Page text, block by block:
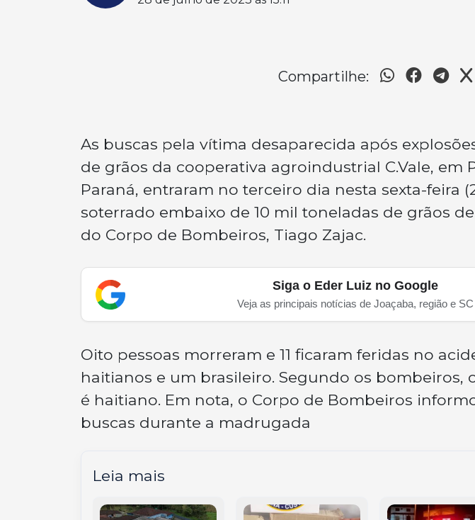
Compartilhe:
As buscas pela vítima desaparecida após
de grãos da cooperativa agroindustrial C.Vale, em
Paraná, entraram no terceiro dia nesta sexta-feira
soterrado embaixo de 10 mil toneladas de grãos
do Corpo de Bombeiros, Tiago Zajac.
Siga o Eder Luiz no Google
Veja as principais notícias de Joaçaba, região e SC
Oito pessoas morreram e 11 ficaram feridas no
haitianos e um brasileiro. Segundo os bombeiros,
é haitiano. Em nota, o Corpo de Bombeiros
buscas durante a madrugada
Leia mais